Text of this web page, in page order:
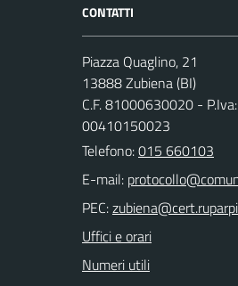
CONTATTI
Piazza Quaglino, 21
13888 Zubiena (BI)
C.F. 81000630020 - P.Iva:
00410150023
Telefono:015 660103
E-mail:
PEC:
Uffici e orari
Numeri utili